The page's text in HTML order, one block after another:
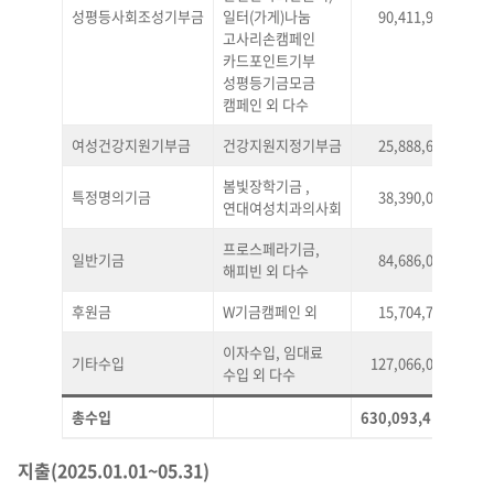
성평등사회조성기부금
일터(가게)나눔
고사리손캠페인
카드포인트기부
성평등기금모금
캠페인 외 다수
90,411,917
여성건강지원기부금 건강지원지정기부금 25,888,600
특정명의기금
봄빛장학기금 ,
연대여성치과의사회
38,390,000
일반기금
프로스페라기금,
해피빈 외 다수
84,686,023
후원금 W기금캠페인 외 15,704,714
기타수입
이자수입, 임대료
수입 외 다수
127,066,091
총수입 630,093,417
지출(2025.01.01~05.31)